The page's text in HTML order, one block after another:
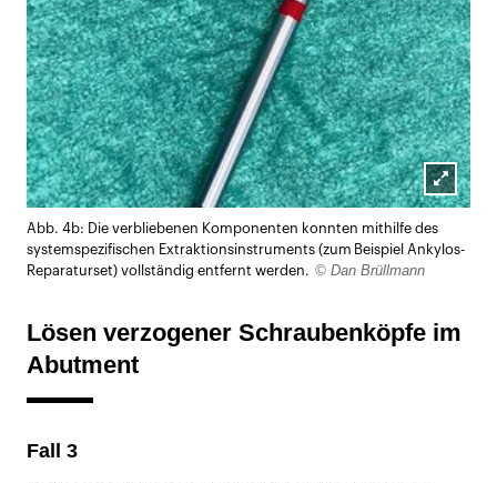
Abb. 4b: Die verbliebenen Komponenten konnten mithilfe des
systemspezifischen Extraktionsinstruments (zum Beispiel Ankylos-
Reparaturset) vollständig entfernt werden. © Dan Brüllmann
Lösen verzogener Schraubenköpfe im
Abutment
Fall 3